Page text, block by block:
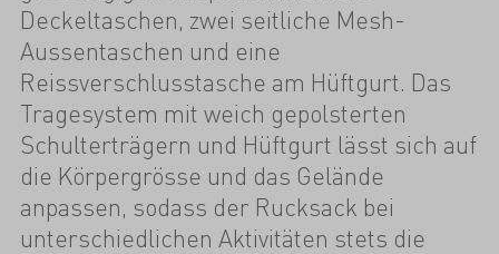
Deckeltaschen, zwei seitliche Mesh-
Aussentaschen und eine
Reissverschlusstasche am Hüftgurt. Das
Tragesystem mit weich gepolsterten
Schulterträgern und Hüftgurt lässt sich auf
die Körpergrösse und das Gelände
anpassen, sodass der Rucksack bei
unterschiedlichen Aktivitäten stets die